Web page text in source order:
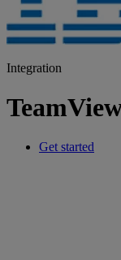
Integration
Get started